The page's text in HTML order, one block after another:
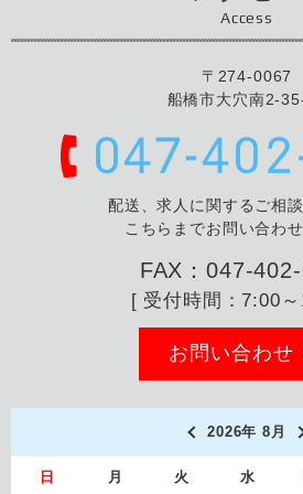
Access
〒274-0067
船橋市大穴南2-
配送、求人に関するご相
こちらまでお問い合わ
FAX：047-
[ 受付時間：7:00
お問い合わせ
2026年 8月
日 月 火 水